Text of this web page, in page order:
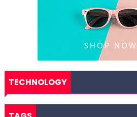
TECHNOLOGY